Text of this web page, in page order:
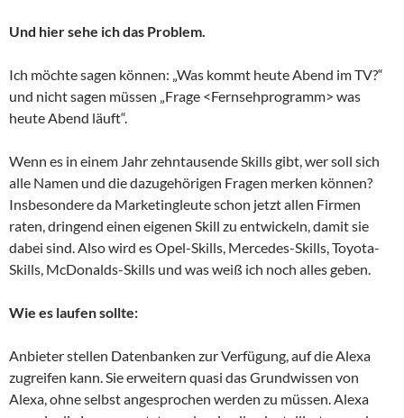
Und hier sehe ich das Problem.
Ich möchte sagen können: „Was kommt heute Abend im TV?“
und nicht sagen müssen „Frage <Fernsehprogramm> was
heute Abend läuft“.
Wenn es in einem Jahr zehntausende Skills gibt, wer soll sich
alle Namen und die dazugehörigen Fragen merken können?
Insbesondere da Marketingleute schon jetzt allen Firmen
raten, dringend einen eigenen Skill zu entwickeln, damit sie
dabei sind. Also wird es Opel-Skills, Mercedes-Skills, Toyota-
Skills, McDonalds-Skills und was weiß ich noch alles geben.
Wie es laufen sollte:
Anbieter stellen Datenbanken zur Verfügung, auf die Alexa
zugreifen kann. Sie erweitern quasi das Grundwissen von
Alexa, ohne selbst angesprochen werden zu müssen. Alexa